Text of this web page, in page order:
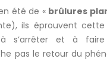
été de « brûlures
ils éprouvent
s’arrêter et à
pas le retour du